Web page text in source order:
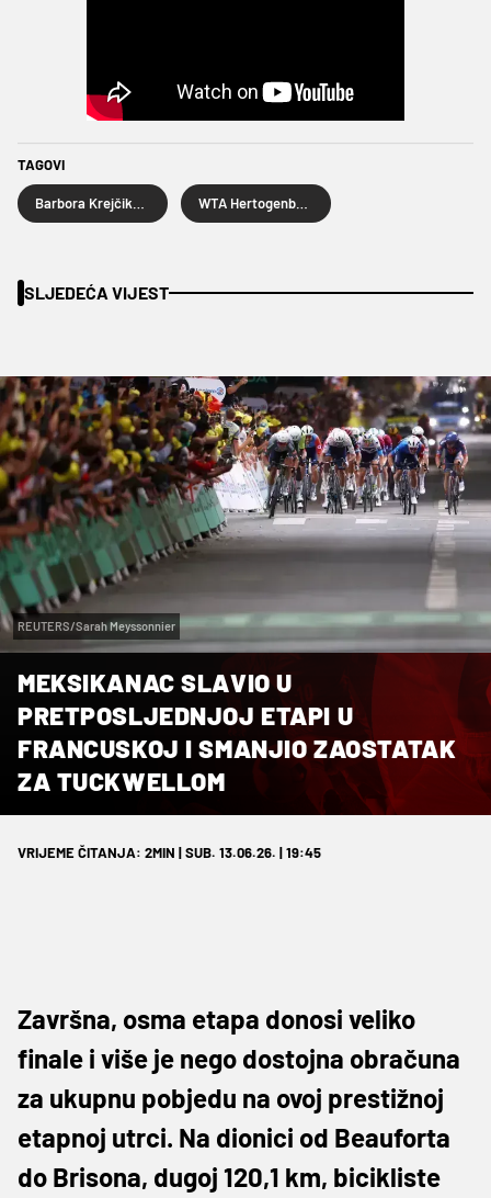
TAGOVI
SLJEDEĆA VIJEST
REUTERS/Sarah Meyssonnier
MEKSIKANAC SLAVIO U
PRETPOSLJEDNJOJ ETAPI U
FRANCUSKOJ I SMANJIO ZAOSTATAK
ZA TUCKWELLOM
VRIJEME ČITANJA: 2MIN | SUB. 13.06.26. | 19:45
Završna, osma etapa donosi veliko
finale i više je nego dostojna obračuna
za ukupnu pobjedu na ovoj prestižnoj
etapnoj utrci. Na dionici od Beauforta
do Brisona, dugoj 120,1 km, bicikliste